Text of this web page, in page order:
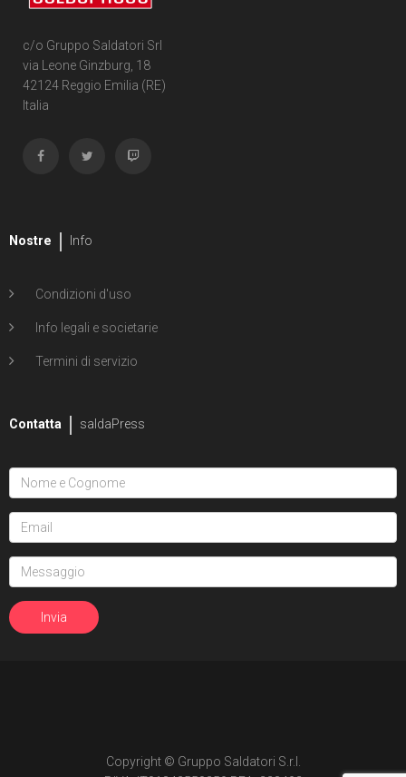
c/o Gruppo Saldatori Srl
via Leone Ginzburg, 18
42124 Reggio Emilia (RE)
Italia
Nostre Info
Condizioni d'uso
Info legali e societarie
Termini di servizio
Contatta saldaPress
Copyright © Gruppo Saldatori S.r.l.